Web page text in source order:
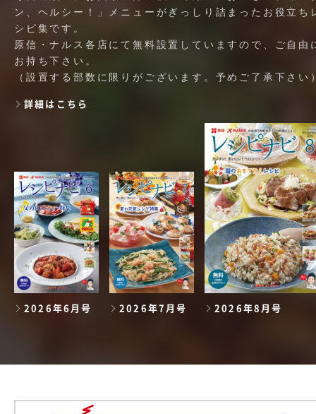
ン、ヘルシー！」メニューがぎっしり詰まったお役立ち
シピ集です。
原信・ナルス各店にて無料設置していますので、ご自由
お持ち下さい。
（設置する部数に限りがございます。予めご了承下さい
詳細はこちら
2026年6月号 2026年7月号 2026年8月号